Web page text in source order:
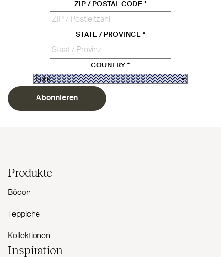
ZIP / POSTAL CODE *
STATE / PROVINCE *
COUNTRY*
Abonnieren
Produkte
Böden
Teppiche
Kollektionen
Inspiration